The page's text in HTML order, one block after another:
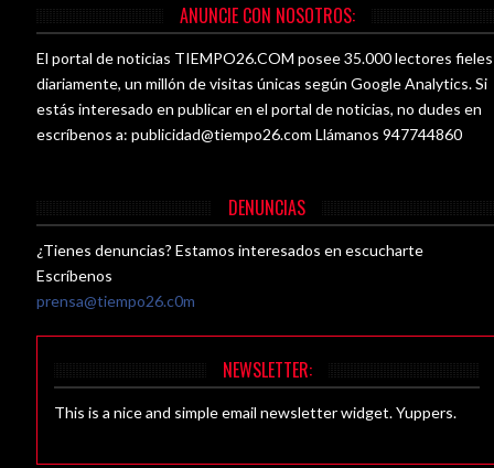
ANUNCIE CON NOSOTROS:
El portal de noticias TIEMPO26.COM posee 35.000 lectores fieles
diariamente, un millón de visitas únicas según Google Analytics. Si
estás interesado en publicar en el portal de noticias, no dudes en
escríbenos a:publicidad@tiempo26.com Llámanos 947744860
DENUNCIAS
¿Tienes denuncias? Estamos interesados en escucharte
Escríbenos
prensa@tiempo26.c0m
NEWSLETTER:
This is a nice and simple email newsletter widget. Yuppers.